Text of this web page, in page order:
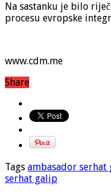
Na sastanku je bilo
procesu evropske
www.cdm.me
Share
Tags ambasador serhat
serhat galip